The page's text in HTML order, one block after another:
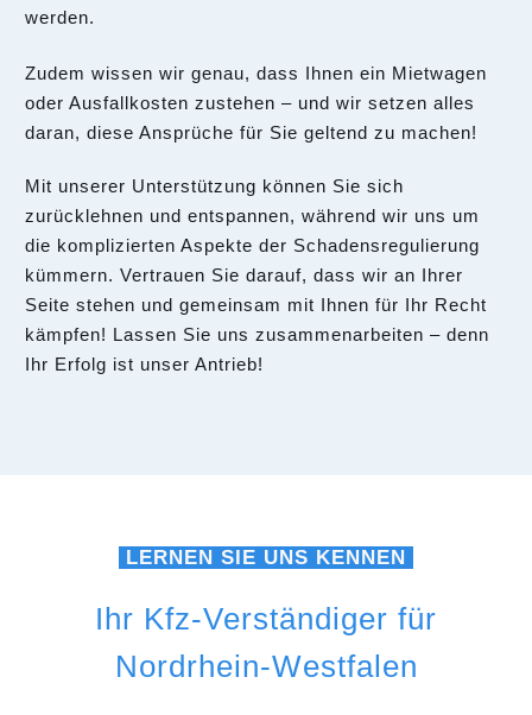
werden.
Zudem wissen wir genau, dass Ihnen ein Mietwagen
oder Ausfallkosten zustehen – und wir setzen alles
daran, diese Ansprüche für Sie geltend zu machen!
Mit unserer Unterstützung können Sie sich
zurücklehnen und entspannen, während wir uns um
die komplizierten Aspekte der Schadensregulierung
kümmern. Vertrauen Sie darauf, dass wir an Ihrer
Seite stehen und gemeinsam mit Ihnen für Ihr Recht
kämpfen! Lassen Sie uns zusammenarbeiten – denn
Ihr Erfolg ist unser Antrieb!
LERNEN SIE UNS KENNEN
Ihr Kfz-Verständiger für
Nordrhein-Westfalen